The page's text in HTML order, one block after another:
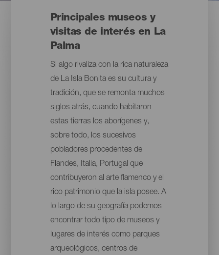
Principales museos y
visitas de interés en La
Palma
Si algo rivaliza con la rica naturaleza
de La Isla Bonita es su cultura y
tradición, que se remonta muchos
siglos atrás, cuando habitaron
estas tierras los aborígenes y,
sobre todo, los sucesivos
pobladores procedentes de
Flandes, Italia, Portugal que
contribuyeron al arte flamenco y el
rico patrimonio que la isla posee. A
lo largo de su geografía podemos
encontrar todo tipo de museos y
lugares de interés como parques
arqueológicos, centros de